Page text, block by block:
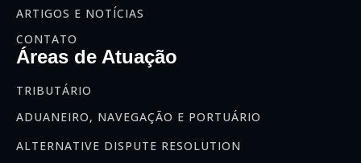
ARTIGOS E NOTÍCIAS
CONTATO
Áreas de Atuação
TRIBUTÁRIO
ADUANEIRO, NAVEGAÇÃO E PORTUÁRIO
ALTERNATIVE DISPUTE RESOLUTION